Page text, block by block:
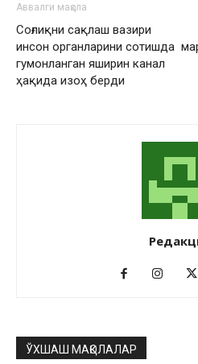
Аввалги мақола
Соғлиқни сақлаш вазири
инсон органларини сотишда
гумонланган яширин канал
ҳақида изоҳ берди
ЎХШАШ МАҚОЛАЛАР